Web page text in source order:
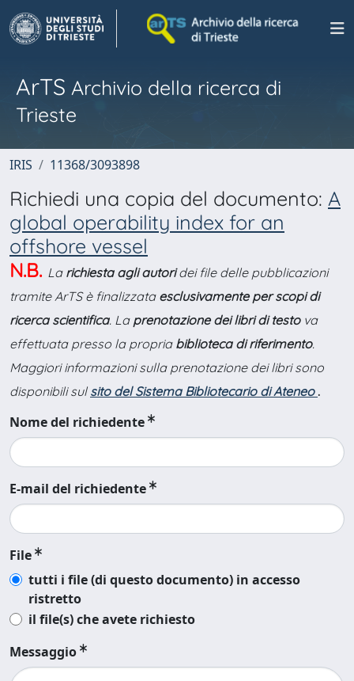
ArTS Archivio della ricerca di
Trieste
IRIS 11368/3093898
Richiedi una copia del documento: A
global operability index for an
offshore vessel
N.B. La richiesta agli autoridei file delle pubblicazioni
tramite ArTS è finalizzata esclusivamente per scopi di
ricerca scientifica. La prenotazione dei libri di testova
effettuata presso la propria biblioteca di riferimento.
Maggiori informazioni sulla prenotazione dei libri sono
disponibili sul sito del Sistema Bibliotecario di Ateneo .
Nome del richiedente
E-mail del richiedente
File
tutti i file (di questo documento) in accesso
ristretto
il file(s) che avete richiesto
Messaggio